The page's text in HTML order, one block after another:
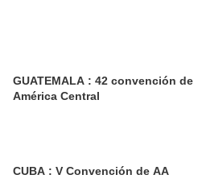
GUATEMALA : 42 convención de
América Central
CUBA : V Convención de AA